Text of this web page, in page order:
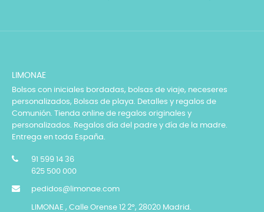
LIMONAE
Bolsos con iniciales bordadas, bolsas de viaje, neceseres
personalizados, Bolsas de playa. Detalles y regalos de
Comunión. Tienda online de regalos originales y
personalizados. Regalos día del padre y día de la madre.
Entrega en toda España.
91 599 14 36
625 500 000
pedidos@limonae.com
LIMONAE , Calle Orense 12 2º, 28020 Madrid.